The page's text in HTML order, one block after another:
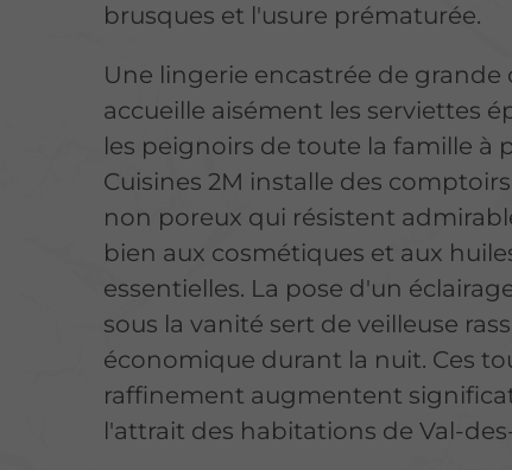
brusques et l'usure prématurée.
Une lingerie encastrée de grande
accueille aisément les serviettes
les peignoirs de toute la famille à
Cuisines 2M installe des
non poreux qui résistent
bien aux cosmétiques et aux
essentielles. La pose d'un
sous la vanité sert de veilleuse
économique durant la nuit. Ces
raffinement augmentent
l'attrait des habitations de Val-